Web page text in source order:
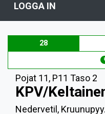
LOGGA IN
28
Pojat 11, P11 Taso 2
KPV/
Nedervetil,